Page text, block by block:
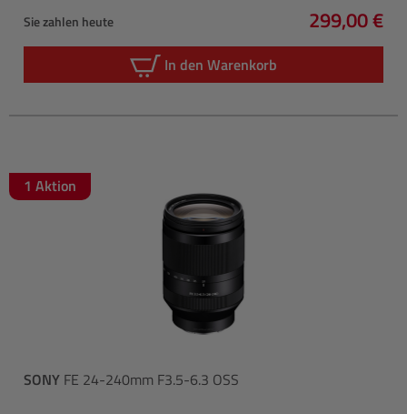
Sie zahlen heute
Regulärer
299,00 €
In den Warenkorb
1 Aktion
SONY FE 24-240mm F3.5-6.3 OSS